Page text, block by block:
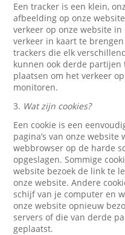
Een tracker is een klein,
afbeelding op onze
verkeer op onze website
verkeer in kaart te
trackers die elk
kunnen ook derde partijen
plaatsen om het verkeer
monitoren.
3. Wat zijn cookies?
Een cookie is een
pagina’s van onze
webbrowser op de harde
opgeslagen. Sommige
website bezoek de link te
onze website. Andere
schijf van je computer en
onze website opnieuw
servers of die van derde
geplaatst.